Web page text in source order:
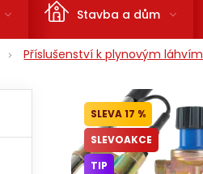
Stavba a dům
Příslušenství k plynovým láhvím
17 %
SLEVOAKCE
TIP